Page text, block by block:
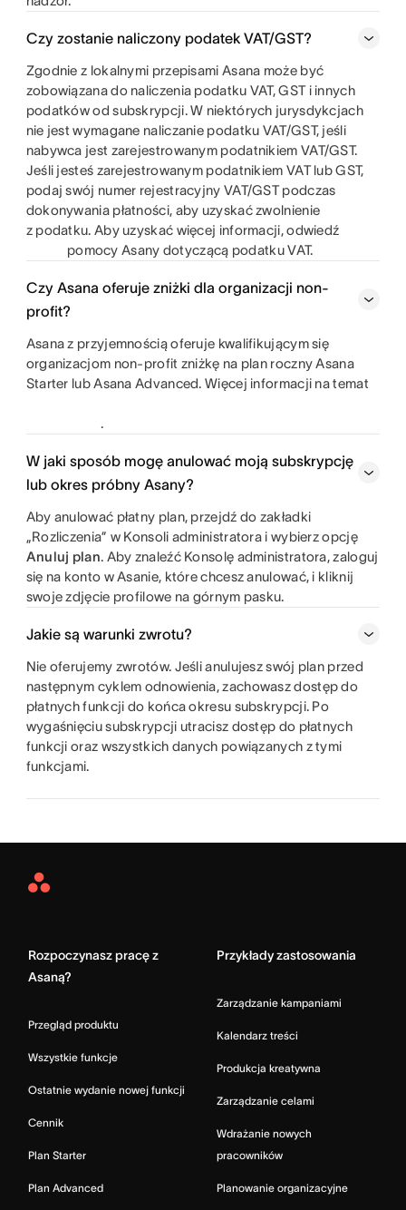
Czy zostanie naliczony podatek VAT/GST?
Zgodnie z lokalnymi przepisami Asana może być
zobowiązana do naliczenia podatku VAT, GST i innych
podatków od subskrypcji. W niektórych jurysdykcjach
nie jest wymagane naliczanie podatku VAT/GST, jeśli
nabywca jest zarejestrowanym podatnikiem VAT/GST.
Jeśli jesteś zarejestrowanym podatnikiem VAT lub GST,
podaj swój numer rejestracyjny VAT/GST podczas
dokonywania płatności, aby uzyskać zwolnienie
z podatku. Aby uzyskać więcej informacji, odwiedź
pomocy Asany dotyczącą podatku VAT.
Czy Asana oferuje zniżki dla organizacji non-
profit?
Asana z przyjemnością oferuje kwalifikującym się
organizacjom non-profit zniżkę na plan roczny Asana
Starter lub Asana Advanced. Więcej informacji na temat
.
W jaki sposób mogę anulować moją subskrypcję
lub okres próbny Asany?
Aby anulować płatny plan, przejdź do zakładki
„Rozliczenia” w Konsoli administratora i wybierz opcję
Anuluj plan. Aby znaleźć Konsolę administratora, zaloguj
się na konto w Asanie, które chcesz anulować, i kliknij
swoje zdjęcie profilowe na górnym pasku.
Jakie są warunki zwrotu?
Nie oferujemy zwrotów. Jeśli anulujesz swój plan przed
następnym cyklem odnowienia, zachowasz dostęp do
płatnych funkcji do końca okresu subskrypcji. Po
wygaśnięciu subskrypcji utracisz dostęp do płatnych
funkcji oraz wszystkich danych powiązanych z tymi
funkcjami.
Asana
Rozpoczynasz pracę z
Asaną?
Przegląd produktu
Wszystkie funkcje
Ostatnie wydanie nowej funkcji
Cennik
Plan Starter
Plan Advanced
Przykłady zastosowania
Zarządzanie kampaniami
Kalendarz treści
Produkcja kreatywna
Zarządzanie celami
Wdrażanie nowych
pracowników
Planowanie organizacyjne